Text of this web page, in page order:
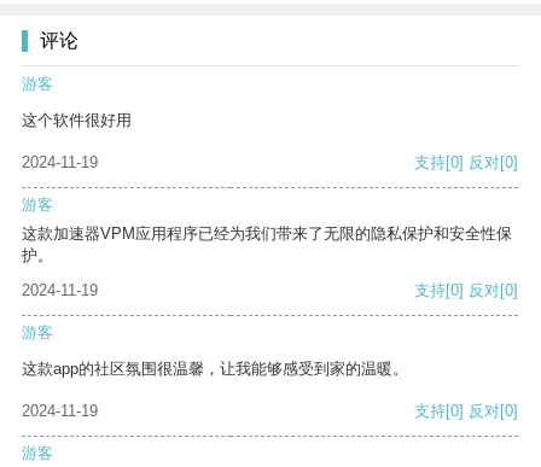
评论
游客
这个软件很好用
2024-11-19 支持[0] 反对[0]
游客
这款加速器VPM应用程序已经为我们带来了无限的隐私保护和安全性保
护。
2024-11-19
支持[0] 反对[0]
游客
这款app的社区氛围很温馨，让我能够感受到家的温暖。
2024-11-19 支持[0] 反对[0]
游客